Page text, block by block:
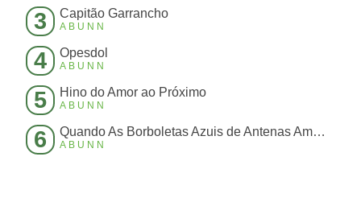
3 Capitão Garrancho
ABUNN
4 Opesdol
ABUNN
5 Hino do Amor ao Próximo
ABUNN
6 Quando As Borboletas Azuis de Antenas Amarelas Batem Suas Asas Fazendo Um Barulho Ensurdecedor Que N
ABUNN